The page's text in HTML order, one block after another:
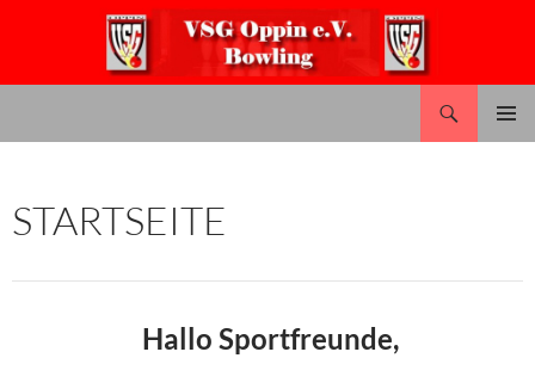
STARTSEITE
Hallo Sportfreunde,